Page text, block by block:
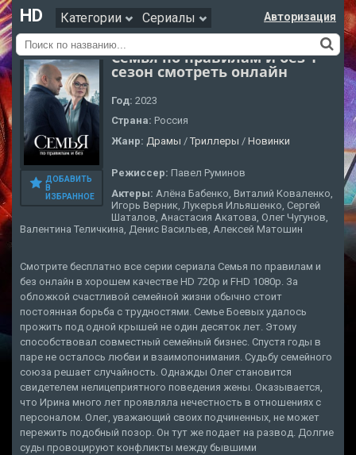
HD Категории Сериалы Авторизация
ДОБАВИТЬ
В
ИЗБРАННОЕ
Семья по правилам и без 1
сезон смотреть онлайн
Год: 2023
Страна: Россия
Жанр: Драмы / Триллеры / Новинки
Режиссер: Павел Руминов
Актеры: Алёна Бабенко, Виталий Коваленко,
Игорь Верник, Лукерья Ильяшенко, Сергей
Шаталов, Анастасия Акатова, Олег Чугунов,
Валентина Теличкина, Денис Васильев, Алексей Матошин
Смотрите бесплатно все серии сериала Семья по правилам и
без онлайн в хорошем качестве HD 720p и FHD 1080p. За
обложкой счастливой семейной жизни обычно стоит
постоянная борьба с трудностями. Семье Боевых удалось
прожить под одной крышей не один десяток лет. Этому
способствовал совместный семейный бизнес. Спустя годы в
паре не осталось любви и взаимопонимания. Судьбу семейного
союза решает случайность. Однажды Олег становится
свидетелем нелицеприятного поведения жены. Оказывается,
что Ирина много лет проявляла нечестность в отношениях с
персоналом. Олег, уважающий своих подчиненных, не может
пережить подобный позор. Он тут же подает на развод. Долгие
суды провоцируют конфликты между бывшими